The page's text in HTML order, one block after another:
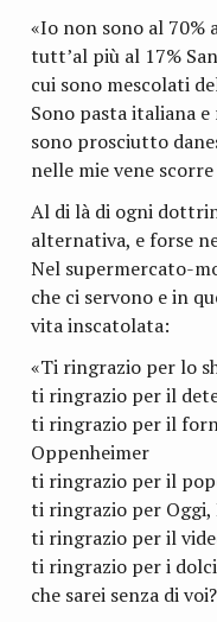
«Io non sono al 70%
tutt’al più al 17%
cui sono mescolati
Sono pasta italiana e
sono prosciutto
nelle mie vene
Al di là di ogni
alternativa, e forse
Nel supermercato-
che ci servono e in
vita inscatolata:
«Ti ringrazio per lo
ti ringrazio per il
ti ringrazio per il
Oppenheimer
ti ringrazio per il
ti ringrazio per Oggi,
ti ringrazio per il
ti ringrazio per i
che sarei senza di